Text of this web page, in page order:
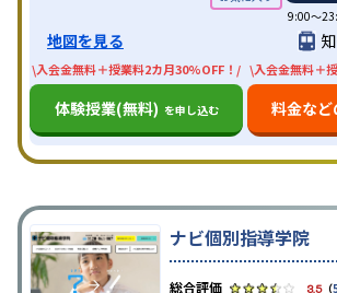
9:00～
地図を見る
\入会金無料＋授業料2カ月30%OFF！/
体験授業(無料) を申し込む
\入会金無料＋
料金な
ナビ個別指導学院
3.5（